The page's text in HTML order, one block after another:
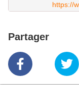
https://
Partager